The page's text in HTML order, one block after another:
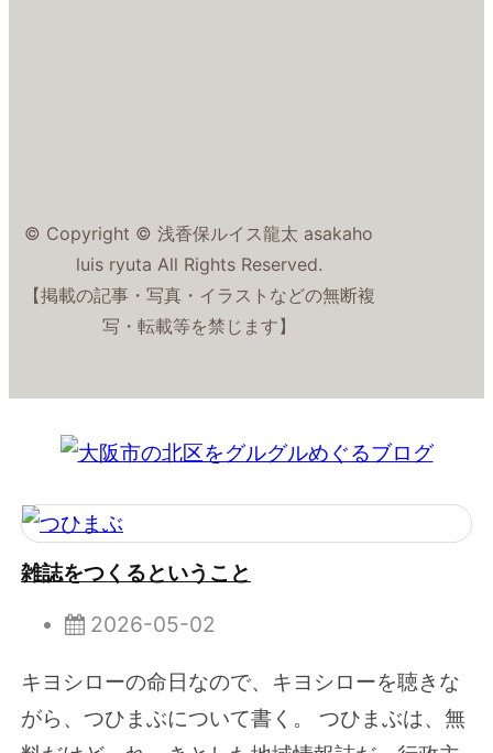
© Copyright © 浅香保ルイス龍太 asakaho
luis ryuta All Rights Reserved.
【掲載の記事・写真・イラストなどの無断複
写・転載等を禁じます】
雑誌をつくるということ
2026-05-02
キヨシローの命日なので、キヨシローを聴きな
がら、つひまぶについて書く。 つひまぶは、無